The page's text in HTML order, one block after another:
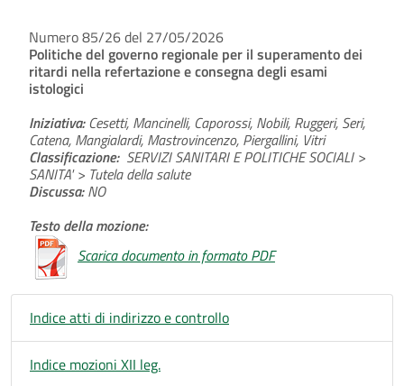
Numero 85/26 del 27/05/2026
Politiche del governo regionale per il superamento dei
ritardi nella refertazione e consegna degli esami
istologici
Iniziativa:Cesetti, Mancinelli, Caporossi, Nobili, Ruggeri, Seri,
Catena, Mangialardi, Mastrovincenzo, Piergallini, Vitri
Classificazione: SERVIZI SANITARI E POLITICHE SOCIALI >
SANITA' > Tutela della salute
Discussa:NO
Testo della mozione:
Scarica documento in formato PDF
Indice atti di indirizzo e controllo
Indice mozioni XII leg.